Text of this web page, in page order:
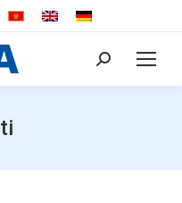
Search: